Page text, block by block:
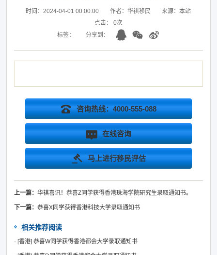
时间：2024-04-01 00:00:00 作者：华祺移民
来源：本站
点击： 0次
标签：
分享到：
咨询热线：4000-555-088
在线咨询
马上进行移民评估
上一篇：华祺喜讯！恭喜Z同学获得香港珠海学院研究生录取通知书。
下一篇：恭喜X同学获得香港科技大学录取通知书
相关推荐阅读
· [香港] 恭喜W同学获得香港都会大学录取通知书